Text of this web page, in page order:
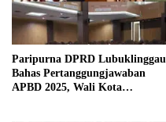
Paripurna DPRD Lubuklinggau
Bahas Pertanggungjawaban
APBD 2025, Wali Kota